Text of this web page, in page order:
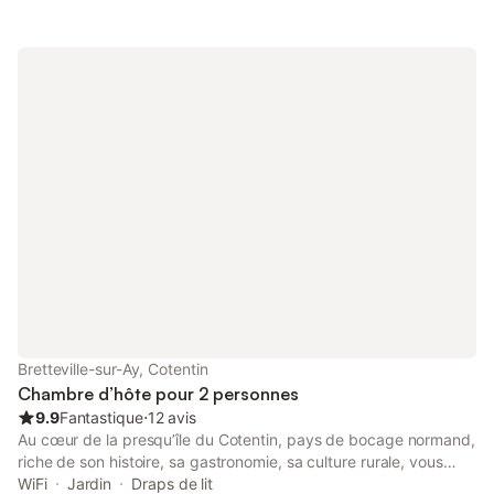
Bretteville-sur-Ay, Cotentin
Chambre d’hôte pour 2 personnes
9.9Fantastique⋅12 avis
Au cœur de la presqu’île du Cotentin, pays de bocage normand,
riche de son histoire, sa gastronomie, sa culture rurale, vous
serez accueillis dans une authentique ferme du XVIème rénovée
WiFi Jardin
Draps de lit